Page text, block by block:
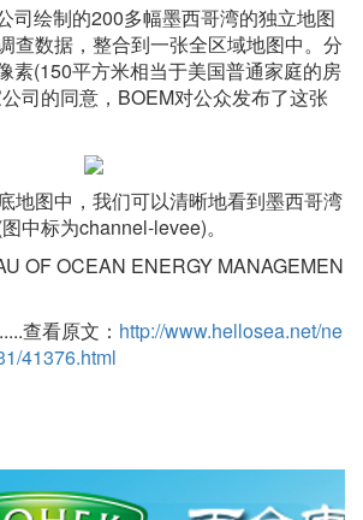
绘制的200多幅墨西哥湾的独立地图
查数据，整合到一张全区域地图中。分
素(150平方米相当于美国普通家庭的房
司的同意，BOEM对公众发布了这张
地图中，我们可以清晰地看到墨西哥湾
中标为channel-levee)。
OCEAN ENERGY MANAGEMEN
查看原文： http://www.hellosea.net/ne
41376.html